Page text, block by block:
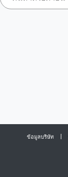
ข้อมูลบริษัท